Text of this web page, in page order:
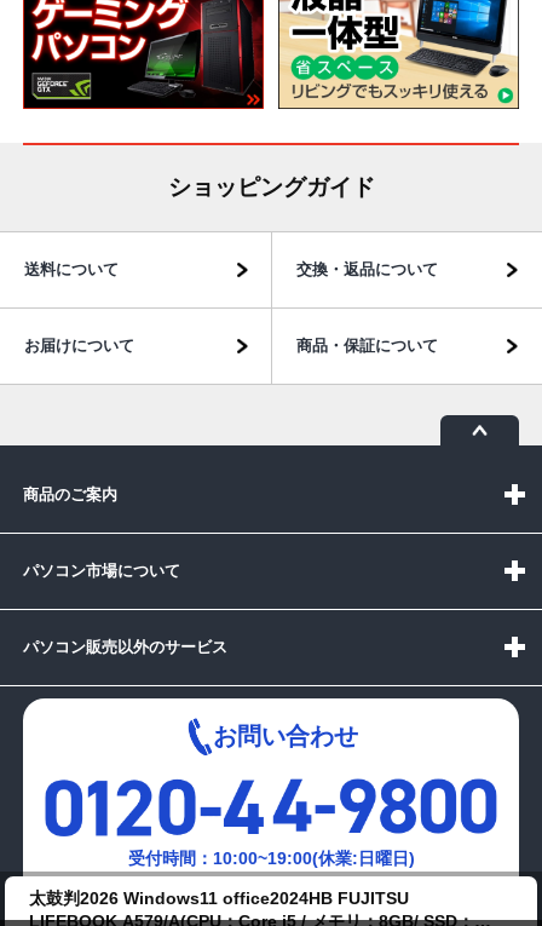
太鼓判2026 Windows11 office2024HB FUJITSU
LIFEBOOK A579/A(CPU：Core i5 / メモリ：8GB/ SSD：
ショッピングガイド
送料について 交換・返品について
お届けについて 商品・保証について
商品のご案内
パソコン市場について
パソコン販売以外のサービス
お問い合わせ
受付時間：10:00~19:00(休業:日曜日)
メールでの